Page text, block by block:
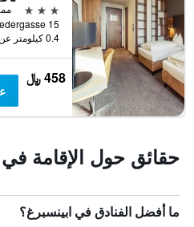
3 نجوم
0.4 كيلومتر عن وسط المدينة
458 ﷼
حقائق حول الإقامة في
ما أفضل الفنادق في ابينسبرغ؟